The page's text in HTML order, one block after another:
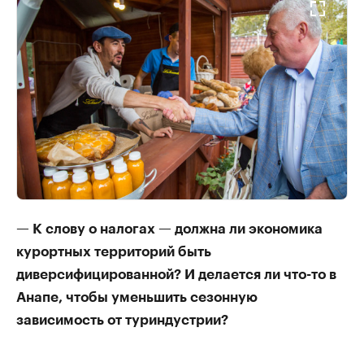
— К слову о налогах — должна ли экономика
курортных территорий быть
диверсифицированной? И делается ли что-то в
Анапе, чтобы уменьшить сезонную
зависимость от туриндустрии?